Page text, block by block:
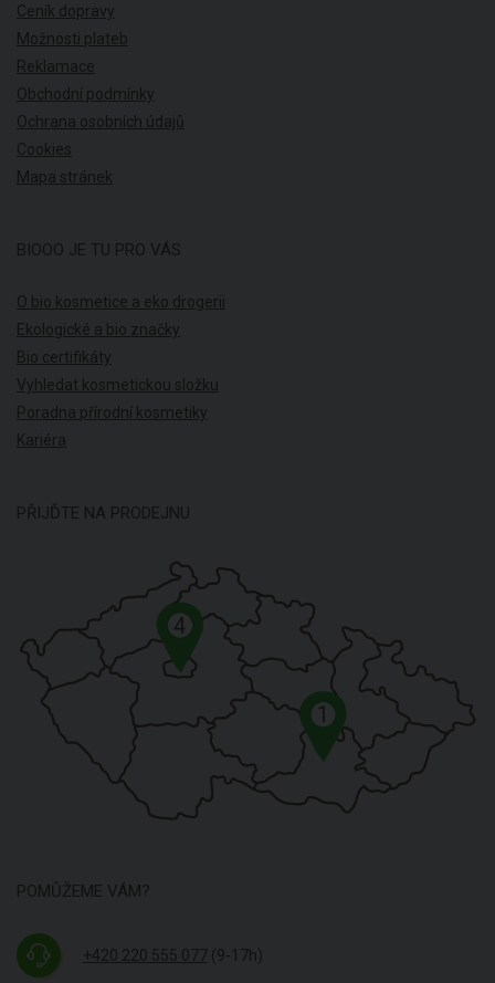
Ceník dopravy
Možnosti plateb
Reklamace
Obchodní podmínky
Ochrana osobních údajů
Cookies
Mapa stránek
BIOOO JE TU PRO VÁS
O bio kosmetice a eko drogerii
Ekologické a bio značky
Bio certifikáty
Vyhledat kosmetickou složku
Poradna přírodní kosmetiky
Kariéra
PŘIJĎTE NA PRODEJNU
1
4
POMŮŽEME VÁM?
+420 220 555 077 (9-17h)